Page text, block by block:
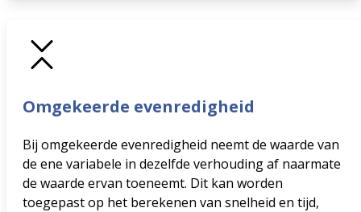
Omgekeerde evenredigheid
Bij omgekeerde evenredigheid neemt de waarde van
de ene variabele in dezelfde verhouding af naarmate
de waarde ervan toeneemt. Dit kan worden
toegepast op het berekenen van snelheid en tijd,